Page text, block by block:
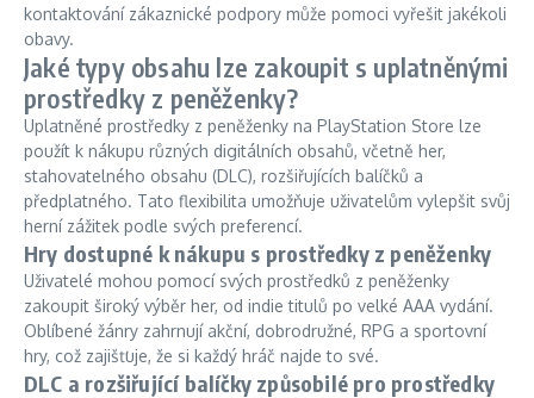
kontaktování zákaznické podpory může pomoci vyřešit jakékoli
obavy.
Jaké typy obsahu lze zakoupit s uplatněnými
prostředky z peněženky?
Uplatněné prostředky z peněženky na PlayStation Store lze
použít k nákupu různých digitálních obsahů, včetně her,
stahovatelného obsahu (DLC), rozšiřujících balíčků a
předplatného. Tato flexibilita umožňuje uživatelům vylepšit svůj
herní zážitek podle svých preferencí.
Hry dostupné k nákupu s prostředky z peněženky
Uživatelé mohou pomocí svých prostředků z peněženky
zakoupit široký výběr her, od indie titulů po velké AAA vydání.
Oblíbené žánry zahrnují akční, dobrodružné, RPG a sportovní
hry, což zajišťuje, že si každý hráč najde to své.
DLC a rozšiřující balíčky způsobilé pro prostředky